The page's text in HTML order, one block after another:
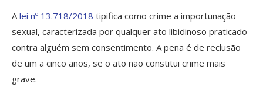
Alei nº 13.718/2018 tipifica como crime a importunação
sexual, caracterizada por qualquer ato libidinoso praticado
contra alguém sem consentimento. A pena é de reclusão
de um a cinco anos, se o ato não constitui crime mais
grave.